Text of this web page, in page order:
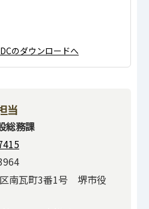
のダウンロードへ
当
務課
南瓦町3番1号 堺市役